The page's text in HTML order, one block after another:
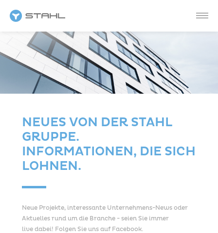
NEUES VON DER STAHL
GRUPPE.
INFORMATIONEN, DIE SICH
LOHNEN.
Neue Projekte, interessante Unternehmens-News oder
Aktuelles rund um die Branche - seien Sie immer
live dabei! Folgen Sie uns auf Facebook.